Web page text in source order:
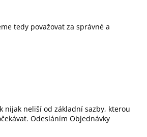
tedy považovat za správné a
nijak neliší od základní sazby, kterou
Odesláním Objednávky